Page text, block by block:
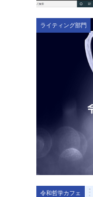
ライティング部門
令和哲学カフェ